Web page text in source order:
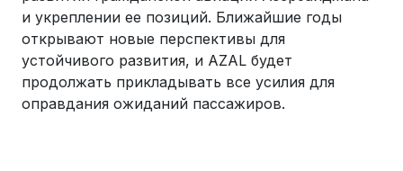
и укреплении ее позиций. Ближайшие годы
открывают новые перспективы для
устойчивого развития, и AZAL будет
продолжать прикладывать все усилия для
оправдания ожиданий пассажиров.